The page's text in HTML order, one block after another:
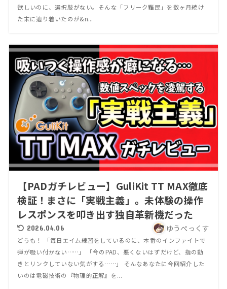
欲しいのに、選択肢がない。そんな「フリーク難民」を数ヶ月続け
た末に辿り着いたのが&n...
【PADガチレビュー】GuliKit TT MAX徹底
検証！まさに「実戦主義」。未体験の操作
レスポンスを叩き出す独自革新機だった
2026.04.06 ゆうぺっくす
どうも！ 「毎日エイム練習をしているのに、本番のインファイトで
弾が吸い付かない……」 「今のPAD、悪くないはずだけど、指の動
きとリンクしていない気がする……」 そんなあなたに今回紹介した
いのは電磁技術の『物理的正解』を...